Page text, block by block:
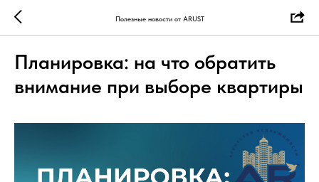
Полезные новости от ARUST
Планировка: на что обратить
внимание при выборе квартиры